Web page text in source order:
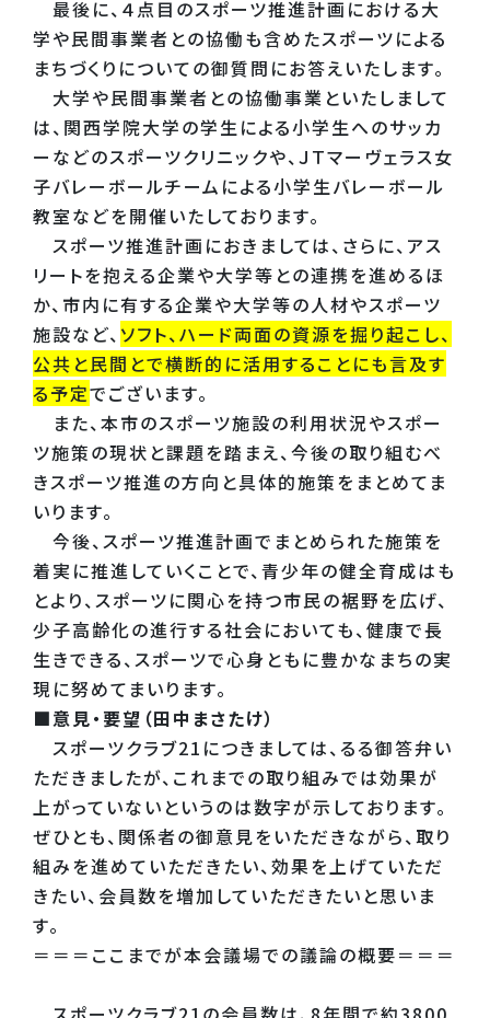
最後に、４点目のスポーツ推進計画における大
学や民間事業者との協働も含めたスポーツによる
まちづくりについての御質問にお答えいたします。
大学や民間事業者との協働事業といたしまして
は、関西学院大学の学生による小学生へのサッカ
ーなどのスポーツクリニックや、ＪＴマーヴェラス女
子バレーボールチームによる小学生バレーボール
教室などを開催いたしております。
スポーツ推進計画におきましては、さらに、アス
リートを抱える企業や大学等との連携を進めるほ
か、市内に有する企業や大学等の人材やスポーツ
施設など、 ソフト、ハード両面の資源を掘り起こし、
公共と民間とで横断的に活用することにも言及す
る予定でございます。
また、本市のスポーツ施設の利用状況やスポー
ツ施策の現状と課題を踏まえ、今後の取り組むべ
きスポーツ推進の方向と具体的施策をまとめてま
いります。
今後、スポーツ推進計画でまとめられた施策を
着実に推進していくことで、青少年の健全育成はも
とより、スポーツに関心を持つ市民の裾野を広げ、
少子高齢化の進行する社会においても、健康で長
生きできる、スポーツで心身ともに豊かなまちの実
現に努めてまいります。
■意見・要望（田中まさたけ）
スポーツクラブ21につきましては、るる御答弁い
ただきましたが、これまでの取り組みでは効果が
上がっていないというのは数字が示しております。
ぜひとも、関係者の御意見をいただきながら、取り
組みを進めていただきたい、効果を上げていただ
きたい、会員数を増加していただきたいと思いま
す。
＝＝＝ここまでが本会議場での議論の概要＝＝＝